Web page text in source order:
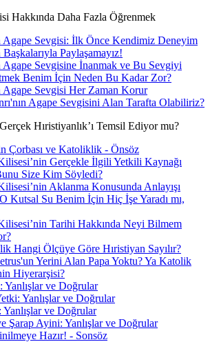
Hakkında Daha Fazla Öğrenmek
Agape Sevgisi: İlk Önce Kendimiz Deneyim
Paylaşamayız!
Agape Sevgisine İnanmak ve Bu Sevgiyi
Benim İçin Neden Bu Kadar Zor?
Agape Sevgisi Her Zaman Korur
Agape Sevgisini Alan Tarafta Olabiliriz?
Hıristiyanlık’ı Temsil Ediyor mu?
Çorbası ve Katoliklik - Önsöz
Gerçekle İlgili Yetkili Kaynağı
Size Kim Söyledi?
Aklanma Konusunda Anlayışı
Kutsal Su Benim İçin Hiç İşe Yaradı mı,
Tarihi Hakkında Neyi Bilmem
Hangi Ölçüye Göre Hıristiyan Sayılır?
Yerini Alan Papa Yoktu? Ya Katolik
Hiyerarşisi?
Yanlışlar ve Doğrular
Yanlışlar ve Doğrular
Yanlışlar ve Doğrular
Şarap Ayini: Yanlışlar ve Doğrular
Hazır! - Sonsöz